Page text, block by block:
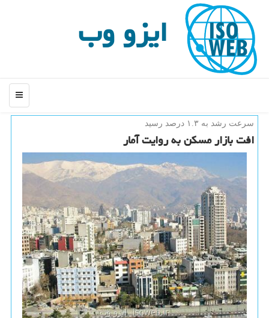
ایزو وب
منو
سرعت رشد به ۱.۳ درصد رسید
افت بازار مسكن به روایت آمار